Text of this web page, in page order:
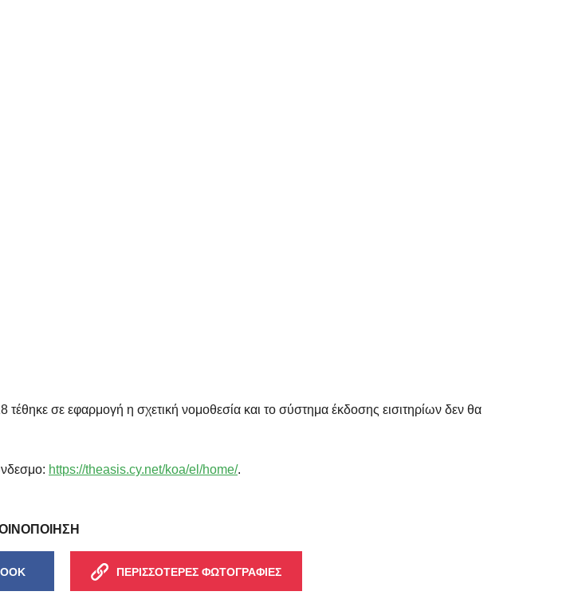
τέθηκε σε εφαρμογή η σχετική νομοθεσία και το σύστημα έκδοσης εισιτηρίων δεν θα
https://theasis.cy.net/koa/el/home/.
ΠΕΡΙΣΣΟΤΕΡΕΣ ΦΩΤΟΓΡΑΦΙΕΣ